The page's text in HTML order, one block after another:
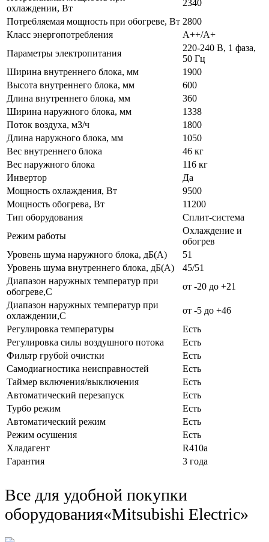
охлаждении, Вт
2340
Потребляемая мощность при обогреве, Вт 2800
Класс энергопотребления
A++/A+
Параметры электропитания
220-240 В, 1 фаза,
50 Гц
Ширина внутреннего блока, мм
1900
Высота внутреннего блока, мм
600
Длина внутреннего блока, мм
360
Ширина наружного блока, мм
1338
Поток воздуха, м3/ч
1800
Длина наружного блока, мм
1050
Вес внутреннего блока
46 кг
Вес наружного блока
116 кг
Инвертор
Да
Мощность охлаждения, Вт
9500
Мощность обогрева, Вт
11200
Тип оборудования
Сплит-система
Режим работы
Охлаждение и
обогрев
Уровень шума наружного блока, дБ(А)
51
Уровень шума внутреннего блока, дБ(А)
45/51
Диапазон наружных температур при
обогреве,C
от -20 до +21
Диапазон наружных температур при
охлаждении,C
от -5 до +46
Регулировка температуры
Есть
Регулировка силы воздушного потока
Есть
Фильтр грубой очистки
Есть
Самодиагностика неисправностей
Есть
Таймер включения/выключения
Есть
Автоматический перезапуск
Есть
Турбо режим
Есть
Автоматический режим
Есть
Режим осушения
Есть
Хладагент
R410a
Гарантия
3 года
Все для удобной покупки
оборудования«Mitsubishi Electric»